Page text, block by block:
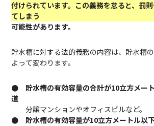
付けられています。この義務を怠ると、罰
てしまう
可能性があります。
貯水槽に対する法的義務の内容は、貯水槽
よって変わります。
● 貯水槽の有効容量の合計が10立方メー
道
分譲マンションやオフィスビルなど。
● 貯水槽の有効容量が10立方メートル以